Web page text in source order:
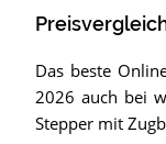
Das beste
2026 auch bei
Stepper mit